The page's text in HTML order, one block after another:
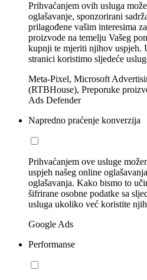
Prihvaćanjem ovih usluga
oglašavanje, sponzorirani
prilagođene vašim interesima
proizvode na temelju Vašeg
kupnji te mjeriti njihov uspjeh.
stranici koristimo sljedeće
Meta-Pixel, Microsoft
(RTBHouse), Preporuke
Ads Defender
Napredno praćenje konverzija
Prihvaćanjem ove usluge
uspjeh našeg online
oglašavanja. Kako bismo to
šifrirane osobne podatke sa
usluga ukoliko već koristite
Google Ads
Performanse